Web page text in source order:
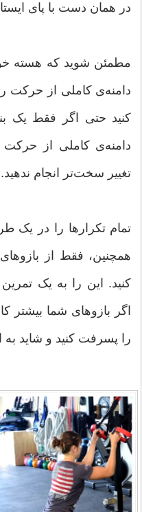
در همان دست با پای
مطمئن شوید که هسته
دامنه‌ی کاملی از حرکت
کنید حتی اگر فقط یک
دامنه‌ی کاملی از حرکت
تغییر سخت‌تر انجام ندهید.
تمام تکرارها را در یک
همچنین، فقط از
کنید. این را به یک
اگر بازوهای شما بیشتر
را پسرفت کنید و شاید به